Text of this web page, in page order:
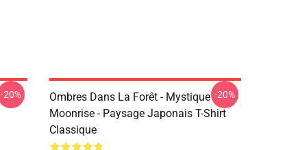
-20%
Ombres Dans La Forêt - Mystique
Moonrise - Paysage Japonais T-Shirt
Classique
-20%